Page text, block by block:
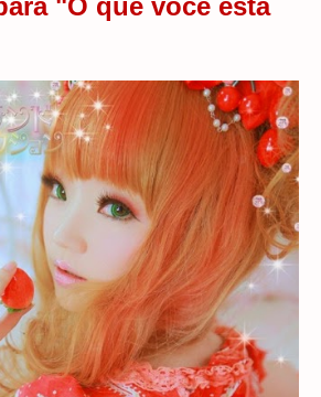
"O que você está